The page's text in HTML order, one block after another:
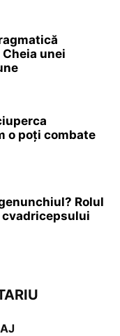
unei
o poți combate
Rolul